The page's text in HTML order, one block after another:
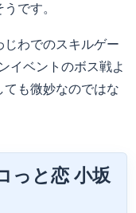
です。
じわでのスキルゲー
イベントのボス戦よ
ても微妙なのではな
っと恋小坂